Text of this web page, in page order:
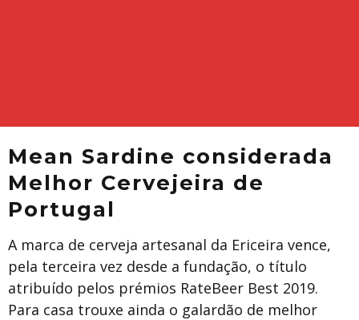
Mean Sardine considerada
Melhor Cervejeira de
Portugal
A marca de cerveja artesanal da Ericeira vence,
pela terceira vez desde a fundação, o título
atribuído pelos prémios RateBeer Best 2019.
Para casa trouxe ainda o galardão de melhor